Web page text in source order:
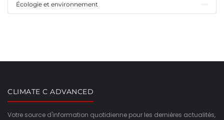
Écologie et environnement
CLIMATE C ADVANCED
Votre source d'information quotidienne pour les dernières actualités,